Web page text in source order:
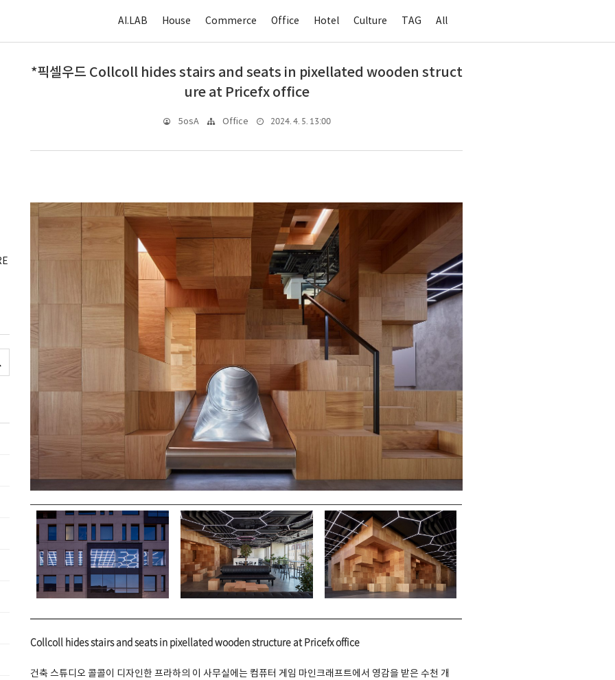
AI.LAB House Commerce Office Hotel Culture TAG All
*픽셀우드 Collcoll hides stairs and seats in pixellated wooden struct
ure at Pricefx office
5osA Office 2024. 4. 5. 13:00
Collcoll hides stairs and seats in pixellated wooden structure at Pricefx office
건축 스튜디오 콜콜이 디자인한 프라하의 이 사무실에는 컴퓨터 게임 마인크래프트에서 영감을 받은 수천 개